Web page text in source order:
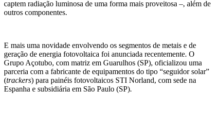
captem radiação luminosa de uma forma mais proveitosa –, além de
outros componentes.
E mais uma novidade envolvendo os segmentos de metais e de
geração de energia fotovoltaica foi anunciada recentemente. O
Grupo Açotubo, com matriz em Guarulhos (SP), oficializou uma
parceria com a fabricante de equipamentos do tipo “seguidor solar”
(trackers) para painéis fotovoltaicos STI Norland, com sede na
Espanha e subsidiária em São Paulo (SP).